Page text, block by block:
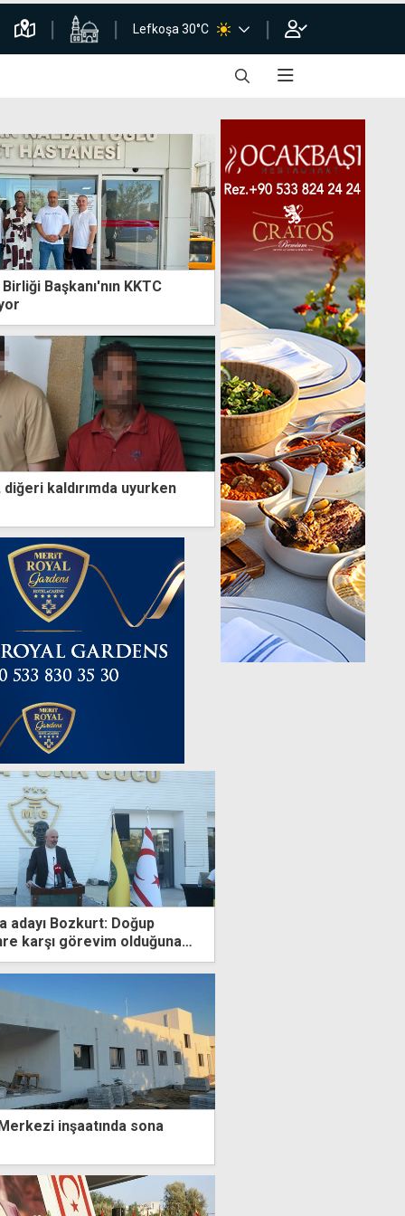
Lefkoşa 30°C
Başkanı'nın KKTC
kaldırımda uyurken
adayı Bozkurt: Doğup
karşı görevim olduğuna
inşaatında sona